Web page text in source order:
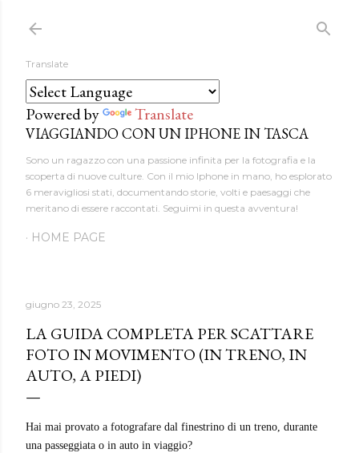
Translate
Powered by Translate
VIAGGIANDO CON UN IPHONE IN TASCA
Sono un ragazzo con una passione infinita per la fotografia e la
scoperta di nuove culture. Con il mio Iphone in mano, ho esplorato
6 meravigliosi stati, documentando storie, volti e paesaggi che
meritano di essere raccontati. Seguimi in questa avventura!
HOME PAGE
giugno 23, 2025
LA GUIDA COMPLETA PER SCATTARE
FOTO IN MOVIMENTO (IN TRENO, IN
AUTO, A PIEDI)
Hai mai provato a fotografare dal finestrino di un treno, durante
una passeggiata o in auto in viaggio?